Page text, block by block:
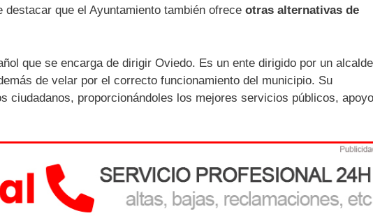
que el Ayuntamiento también ofrece otras alternativas de
que se encarga de dirigir Oviedo. Es un ente dirigido por un alcalde
de velar por el correcto funcionamiento del municipio. Su
ciudadanos, proporcionándoles los mejores servicios públicos,